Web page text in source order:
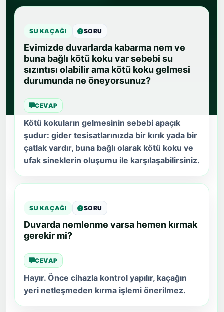
SU KAÇAĞI SORU
Evimizde duvarlarda kabarma nem ve
buna bağlı kötü koku var sebebi su
sızıntısı olabilir ama kötü koku gelmesi
durumunda ne öneyorsunuz?
CEVAP
Kötü kokuların gelmesinin sebebi apaçık
şudur: gider tesisatlarınızda bir kırık yada bir
çatlak vardır, buna bağlı olarak kötü koku ve
ufak sineklerin oluşumu ile karşılaşabilirsiniz.
SU KAÇAĞI SORU
Duvarda nemlenme varsa hemen kırmak
gerekir mi?
CEVAP
Hayır. Önce cihazla kontrol yapılır, kaçağın
yeri netleşmeden kırma işlemi önerilmez.